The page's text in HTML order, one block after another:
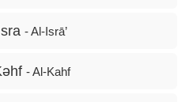
- Al-Isrā’
- Al-Kahf